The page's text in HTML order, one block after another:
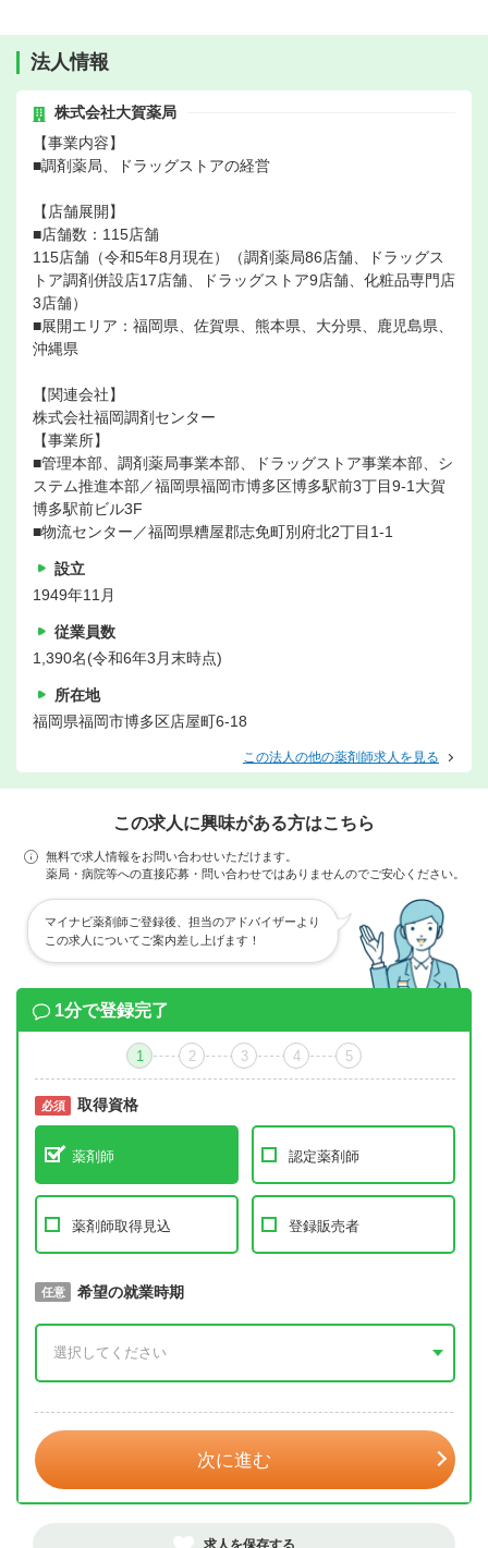
法人情報
株式会社大賀薬局
【事業内容】
■調剤薬局、ドラッグストアの経営
【店舗展開】
■店舗数：115店舗
115店舗（令和5年8月現在）（調剤薬局86店舗、ドラッグス
トア調剤併設店17店舗、ドラッグストア9店舗、化粧品専門店
3店舗）
■展開エリア：福岡県、佐賀県、熊本県、大分県、鹿児島県、
沖縄県
【関連会社】
株式会社福岡調剤センター
【事業所】
■管理本部、調剤薬局事業本部、ドラッグストア事業本部、シ
ステム推進本部／福岡県福岡市博多区博多駅前3丁目9-1大賀
博多駅前ビル3F
■物流センター／福岡県糟屋郡志免町別府北2丁目1-1
設立
1949年11月
従業員数
1,390名(令和6年3月末時点)
所在地
福岡県福岡市博多区店屋町6-18
この法人の他の薬剤師求人を見る
この求人に興味がある方はこちら
無料で求人情報をお問い合わせいただけます。
薬局・病院等への直接応募・問い合わせではありませんのでご安心ください。
マイナビ薬剤師ご登録後、担当のアドバイザーより
この求人についてご案内差し上げます！
1分で登録完了
1 2 3 4 5
必須 取得資格
薬剤師 認定薬剤師
薬剤師取得見込 登録販売者
必須 取得予定年
任意 希望の就業時期
次に進む